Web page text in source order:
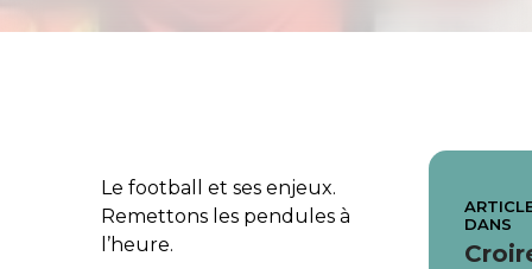
Le football et ses enjeux.
Remettons les pendules à
l’heure.
DANS